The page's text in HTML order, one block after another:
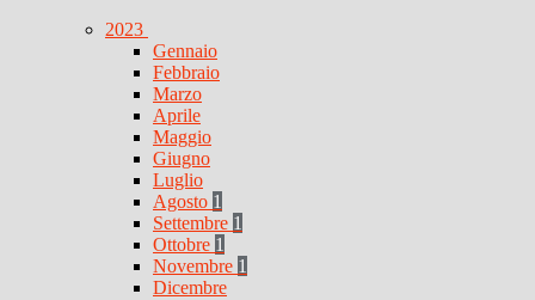
2023
Gennaio
Febbraio
Marzo
Aprile
Maggio
Giugno
Luglio
Agosto 1
Settembre 1
Ottobre 1
Novembre 1
Dicembre